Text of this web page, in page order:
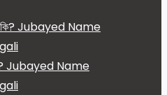
কি? Jubayed Name